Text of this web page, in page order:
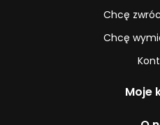
Chcę
Chcę
Moje